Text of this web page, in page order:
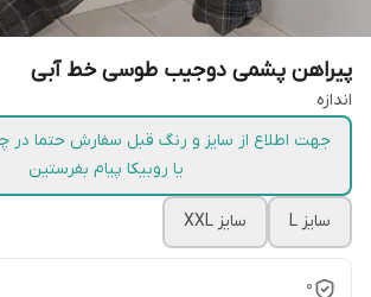
پیراهن پشمی دوجیب طوسی خط آبی
اندازه
جهت اطلاع از سایز و رنگ قبل سفارش حتما در
یا روبیکا پیام بفرستین
سایز L سایز XXL
0